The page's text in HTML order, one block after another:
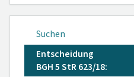
Suchen
Entscheidung
BGH 5 StR 623/18: